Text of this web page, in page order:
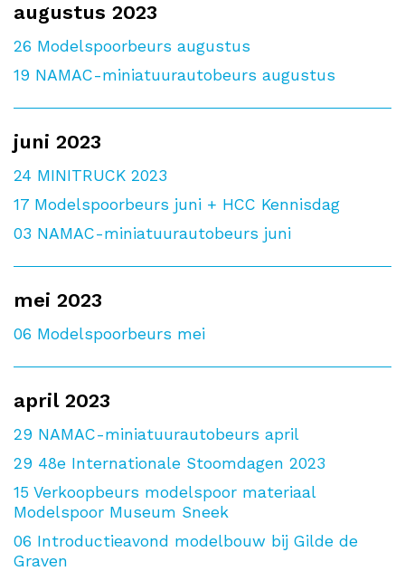
augustus 2023
26 Modelspoorbeurs augustus
19 NAMAC-miniatuurautobeurs augustus
juni 2023
24 MINITRUCK 2023
17 Modelspoorbeurs juni + HCC Kennisdag
03 NAMAC-miniatuurautobeurs juni
mei 2023
06 Modelspoorbeurs mei
april 2023
29 NAMAC-miniatuurautobeurs april
29 48e Internationale Stoomdagen 2023
15 Verkoopbeurs modelspoor materiaal
Modelspoor Museum Sneek
06 Introductieavond modelbouw bij Gilde de
Graven